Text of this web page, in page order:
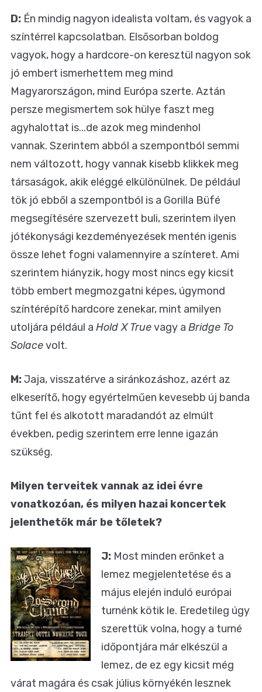
D: Én mindig nagyon idealista voltam, és vagyok a
színtérrel kapcsolatban. Elsősorban boldog
vagyok, hogy a hardcore-on keresztül nagyon sok
jó embert ismerhettem meg mind
Magyarországon, mind Európa szerte. Aztán
persze megismertem sok hülye faszt meg
agyhalottat is...de azok meg mindenhol
vannak. Szerintem abból a szempontból semmi
nem változott, hogy vannak kisebb klikkek meg
társaságok, akik eléggé elkülönülnek. De például
tök jó ebből a szempontból is a Gorilla Büfé
megsegítésére szervezett buli, szerintem ilyen
jótékonysági kezdeményezések mentén igenis
össze lehet fogni valamennyire a színteret. Ami
szerintem hiányzik, hogy most nincs egy kicsit
több embert megmozgatni képes, úgymond
színtérépítő hardcore zenekar, mint amilyen
utoljára például a Hold X Truevagy a Bridge To
Solacevolt.
M:Jaja, visszatérve a siránkozáshoz, azért az
elkeserítő, hogy egyértelműen kevesebb új banda
tűnt fel és alkotott maradandót az elmúlt
években, pedig szerintem erre lenne igazán
szükség.
Milyen terveitek vannak az idei évre
vonatkozóan, és milyen hazai koncertek
jelenthetők már be tőletek?
J: Most minden erőnket a
lemez megjelentetése és a
május elején induló európai
turnénk kötik le. Eredetileg úgy
szerettük volna, hogy a turné
időpontjára már elkészül a
lemez, de ez egy kicsit még
várat magára és csak július környékén lesznek